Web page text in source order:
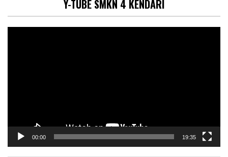
Y-TUBE SMKN 4 KENDARI
00:00 19:35